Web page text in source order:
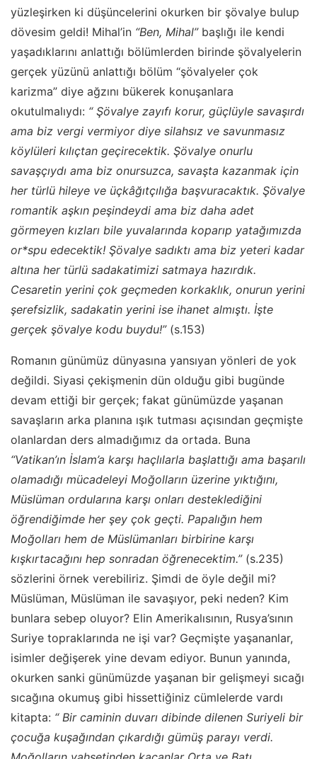
yüzleşirken ki düşüncelerini okurken bir şövalye bulup
dövesim geldi! Mihal’in “Ben, Mihal”başlığı ile kendi
yaşadıklarını anlattığı bölümlerden birinde şövalyelerin
gerçek yüzünü anlattığı bölüm “şövalyeler çok
karizma” diye ağzını bükerek konuşanlara
okutulmalıydı: “ Şövalye zayıfı korur, güçlüyle savaşırdı
ama biz vergi vermiyor diye silahsız ve savunmasız
köylüleri kılıçtan geçirecektik. Şövalye onurlu
savaşçıydı ama biz onursuzca, savaşta kazanmak için
her türlü hileye ve üçkâğıtçılığa başvuracaktık. Şövalye
romantik aşkın peşindeydi ama biz daha adet
görmeyen kızları bile yuvalarında koparıp yatağımızda
or*spu edecektik! Şövalye sadıktı ama biz yeteri kadar
altına her türlü sadakatimizi satmaya hazırdık.
Cesaretin yerini çok geçmeden korkaklık, onurun yerini
şerefsizlik, sadakatin yerini ise ihanet almıştı. İşte
gerçek şövalye kodu buydu!”(s.153)
Romanın günümüz dünyasına yansıyan yönleri de yok
değildi. Siyasi çekişmenin dün olduğu gibi bugünde
devam ettiği bir gerçek; fakat günümüzde yaşanan
savaşların arka planına ışık tutması açısından geçmişte
olanlardan ders almadığımız da ortada. Buna
“Vatikan’ın İslam’a karşı haçlılarla başlattığı ama başarılı
olamadığı mücadeleyi Moğolların üzerine yıktığını,
Müslüman ordularına karşı onları desteklediğini
öğrendiğimde her şey çok geçti. Papalığın hem
Moğolları hem de Müslümanları birbirine karşı
kışkırtacağını hep sonradan öğrenecektim.” (s.235)
sözlerini örnek verebiliriz. Şimdi de öyle değil mi?
Müslüman, Müslüman ile savaşıyor, peki neden? Kim
bunlara sebep oluyor? Elin Amerikalısının, Rusya’sının
Suriye topraklarında ne işi var? Geçmişte yaşananlar,
isimler değişerek yine devam ediyor. Bunun yanında,
okurken sanki günümüzde yaşanan bir gelişmeyi sıcağı
sıcağına okumuş gibi hissettiğiniz cümlelerde vardı
kitapta: “ Bir caminin duvarı dibinde dilenen Suriyeli bir
çocuğa kuşağından çıkardığı gümüş parayı verdi.